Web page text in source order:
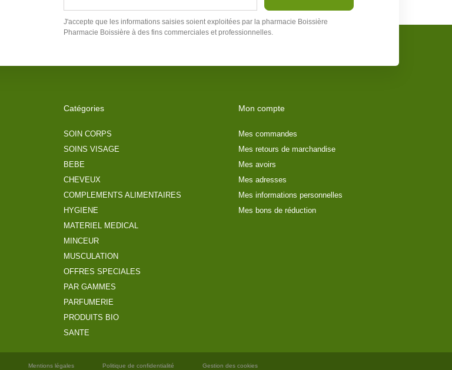
J'accepte que les informations saisies soient exploitées par la pharmacie Boissière
Pharmacie Boissière à des fins commerciales et professionnelles.
Catégories
SOIN CORPS
SOINS VISAGE
BEBE
CHEVEUX
COMPLEMENTS ALIMENTAIRES
HYGIENE
MATERIEL MEDICAL
MINCEUR
MUSCULATION
OFFRES SPECIALES
PAR GAMMES
PARFUMERIE
PRODUITS BIO
SANTE
Mon compte
Mes commandes
Mes retours de marchandise
Mes avoirs
Mes adresses
Mes informations personnelles
Mes bons de réduction
Mentions légales Politique de confidentialité Gestion des cookies